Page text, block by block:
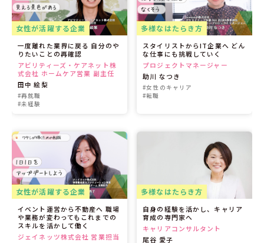
女性が活躍する企業
一度離れた業界に戻る 自分のや
りたいことの再確認
アビリティーズ・ケアネット株
式会社 ホームケア営業 副主任
田中 絵梨
#再就職
#未経験
多様なはたらき方
スタイリストからIT企業へ どん
な仕事にも挑戦していく
プロジェクトマネージャー
助川 なつき
#女性のキャリア
#転職
女性が活躍する企業
イベント運営から不動産へ 職場
や業務が変わってもこれまでの
スキルを活かして働く
ジェイネッツ株式会社 営業担当
多様なはたらき方
自身の経験を活かし、キャリア
育成の専門家へ
キャリアコンサルタント
尾谷 愛子